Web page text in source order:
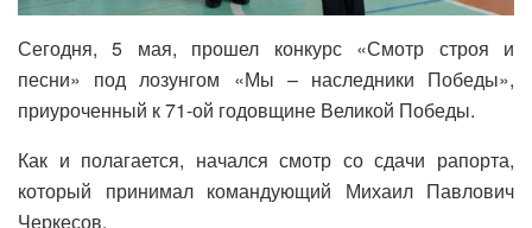
Сегодня, 5 мая, прошел конкурс «Смотр строя и
песни» под лозунгом «Мы – наследники Победы»,
приуроченный к 71-ой годовщине Великой Победы.
Как и полагается, начался смотр со сдачи рапорта,
который принимал командующий Михаил Павлович
Черкесов.